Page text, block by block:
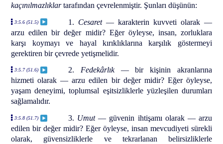
kaçınılmazlıklartarafından çevrelenmiştir. Şunları düşünün:
3:5.6 (51.5) 1. Cesaret— karakterin kuvveti olarak —
arzu edilen bir değer midir? Eğer öyleyse, insan, zorluklara
karşı koymayı ve hayal kırıklıklarına karşılık göstermeyi
gerektiren bir çevrede yetişmelidir.
3:5.7 (51.6) 2. Fedekârlık— bir kişinin akranlarına
hizmeti olarak — arzu edilen bir değer midir? Eğer öyleyse,
yaşam deneyimi, toplumsal eşitsizliklerle yüzleşilen durumları
sağlamalıdır.
3:5.8 (51.7) 3. Umut— güvenin ihtişamı olarak — arzu
edilen bir değer midir? Eğer öyleyse, insan mevcudiyeti sürekli
olarak, güvensizliklerle ve tekrarlanan belirsizliklerle